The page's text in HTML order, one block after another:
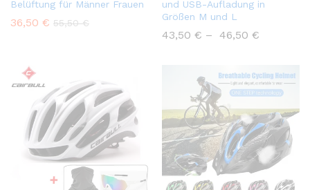
Belüftung für Männer Frauen
36,50 € 55,50€
und USB-Aufladung in
Größen M und L
43,50 € – 46,50 €